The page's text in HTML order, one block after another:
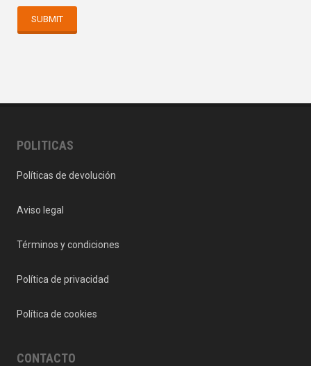
POLITICAS
Políticas de devolución
Aviso legal
Términos y condiciones
Política de privacidad
Política de cookies
CONTACTO